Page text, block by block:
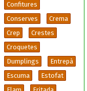
Confitures
Conserves
Crema
Crep
Crestes
Croquetes
Dumplings
Entrepà
Escuma
Estofat